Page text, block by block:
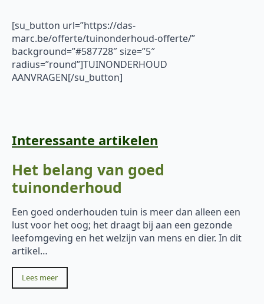
[su_button url=”https://das-
marc.be/offerte/tuinonderhoud-offerte/”
background=”#587728″ size=”5″
radius=”round”]TUINONDERHOUD
AANVRAGEN[/su_button]
Interessante artikelen
Het belang van goed
tuinonderhoud
Een goed onderhouden tuin is meer dan alleen een
lust voor het oog; het draagt bij aan een gezonde
leefomgeving en het welzijn van mens en dier. In dit
artikel…
Lees meer